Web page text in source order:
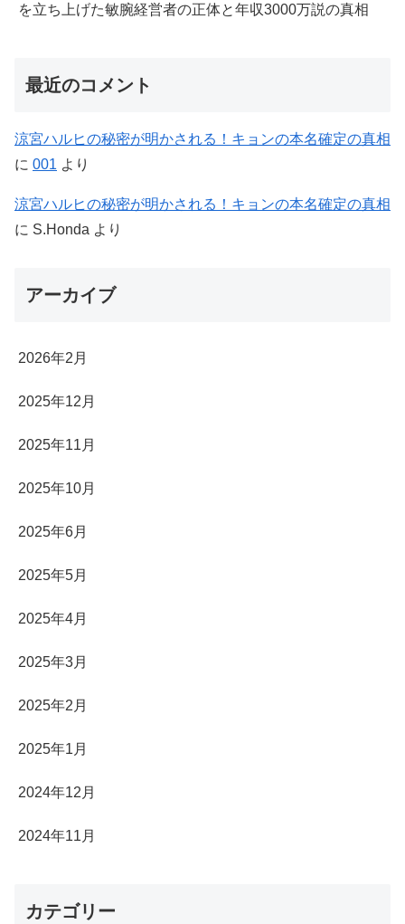
を立ち上げた敏腕経営者の正体と年収3000万説の真相
最近のコメント
涼宮ハルヒの秘密が明かされる！キョンの本名確定の真相
に 001 より
涼宮ハルヒの秘密が明かされる！キョンの本名確定の真相
に S.Honda より
アーカイブ
2026年2月
2025年12月
2025年11月
2025年10月
2025年6月
2025年5月
2025年4月
2025年3月
2025年2月
2025年1月
2024年12月
2024年11月
カテゴリー